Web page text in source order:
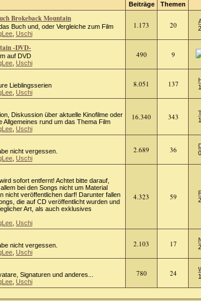
Beiträge Themen
Brokeback Mountain
Buch und, oder Vergleiche zum Film
Uschi
1.173 20
-DVD-
auf DVD
Uschi
490 9
Lieblingsserien
Uschi
8.051 137
Diskussion über aktuelle Kinofilme oder
Allgemeines rund um das Thema Film
Uschi
16.340 343
nicht vergessen.
Uschi
2.689 36
sofort entfernt! Achtet bitte darauf,
bei den Songs nicht um Material
nicht veröffentlichen darf! Darunter fallen
die auf CD veröffentlicht wurden und
Art, als auch exklusives
Uschi
4.323 59
nicht vergessen.
Uschi
2.103 17
Signaturen und anderes...
Uschi
780 24